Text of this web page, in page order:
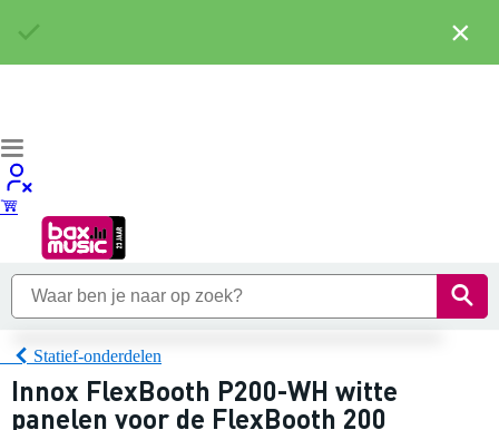
Statief-onderdelen
Innox FlexBooth P200-WH witte
panelen voor de FlexBooth 200
×